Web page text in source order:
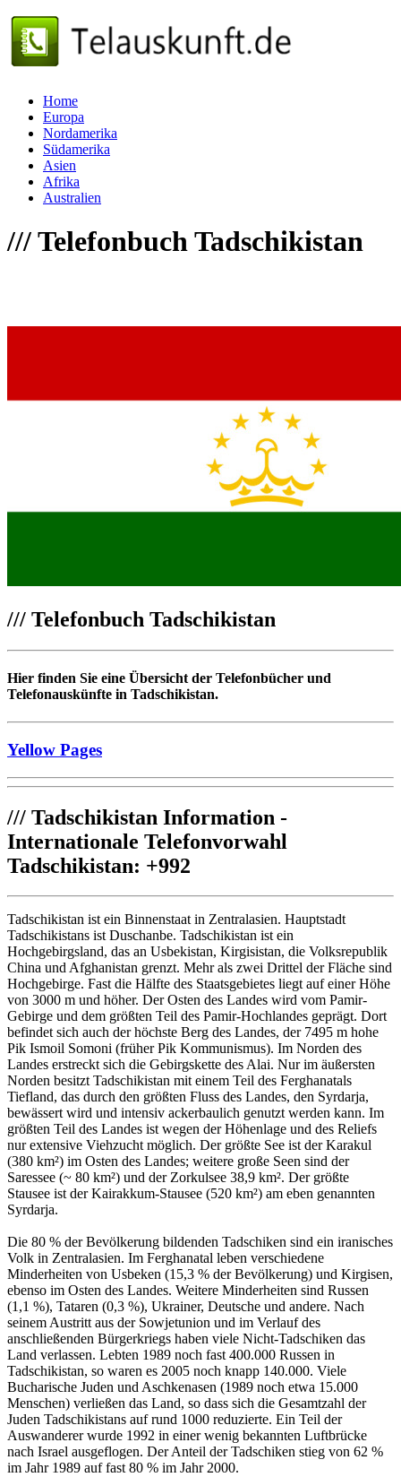
Home
Europa
Nordamerika
Südamerika
Asien
Afrika
Australien
///Telefonbuch Tadschikistan
/// Telefonbuch Tadschikistan
Hier finden Sie eine Übersicht der Telefonbücher und
Telefonauskünfte in Tadschikistan.
Yellow Pages
/// Tadschikistan Information -
Internationale Telefonvorwahl
Tadschikistan: +992
Tadschikistan ist ein Binnenstaat in Zentralasien. Hauptstadt
Tadschikistans ist Duschanbe. Tadschikistan ist ein
Hochgebirgsland, das an Usbekistan, Kirgisistan, die Volksrepublik
China und Afghanistan grenzt. Mehr als zwei Drittel der Fläche sind
Hochgebirge. Fast die Hälfte des Staatsgebietes liegt auf einer Höhe
von 3000 m und höher. Der Osten des Landes wird vom Pamir-
Gebirge und dem größten Teil des Pamir-Hochlandes geprägt. Dort
befindet sich auch der höchste Berg des Landes, der 7495 m hohe
Pik Ismoil Somoni (früher Pik Kommunismus). Im Norden des
Landes erstreckt sich die Gebirgskette des Alai. Nur im äußersten
Norden besitzt Tadschikistan mit einem Teil des Ferghanatals
Tiefland, das durch den größten Fluss des Landes, den Syrdarja,
bewässert wird und intensiv ackerbaulich genutzt werden kann. Im
größten Teil des Landes ist wegen der Höhenlage und des Reliefs
nur extensive Viehzucht möglich. Der größte See ist der Karakul
(380 km²) im Osten des Landes; weitere große Seen sind der
Saressee (~ 80 km²) und der Zorkulsee 38,9 km². Der größte
Stausee ist der Kairakkum-Stausee (520 km²) am eben genannten
Syrdarja.
Die 80 % der Bevölkerung bildenden Tadschiken sind ein iranisches
Volk in Zentralasien. Im Ferghanatal leben verschiedene
Minderheiten von Usbeken (15,3 % der Bevölkerung) und Kirgisen,
ebenso im Osten des Landes. Weitere Minderheiten sind Russen
(1,1 %), Tataren (0,3 %), Ukrainer, Deutsche und andere. Nach
seinem Austritt aus der Sowjetunion und im Verlauf des
anschließenden Bürgerkriegs haben viele Nicht-Tadschiken das
Land verlassen. Lebten 1989 noch fast 400.000 Russen in
Tadschikistan, so waren es 2005 noch knapp 140.000. Viele
Bucharische Juden und Aschkenasen (1989 noch etwa 15.000
Menschen) verließen das Land, so dass sich die Gesamtzahl der
Juden Tadschikistans auf rund 1000 reduzierte. Ein Teil der
Auswanderer wurde 1992 in einer wenig bekannten Luftbrücke
nach Israel ausgeflogen. Der Anteil der Tadschiken stieg von 62 %
im Jahr 1989 auf fast 80 % im Jahr 2000.